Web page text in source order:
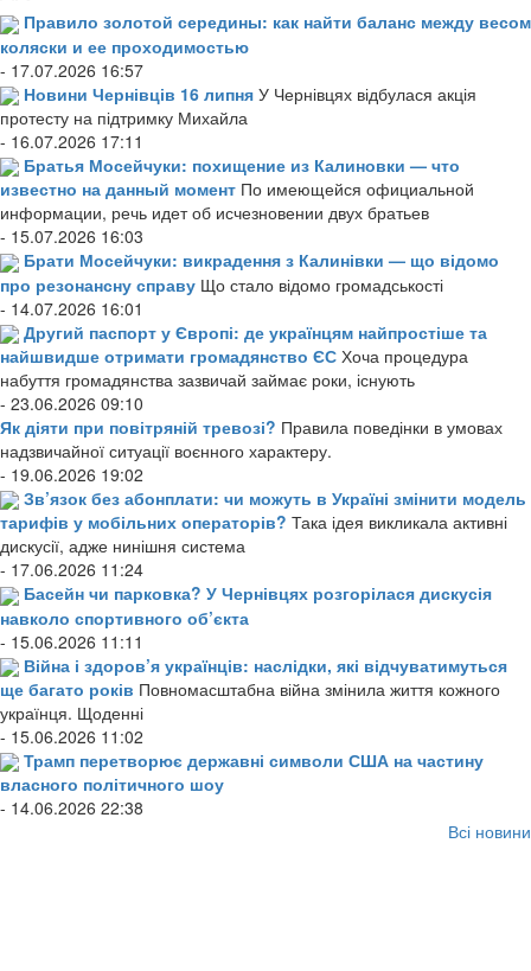
Правило золотой середины: как найти баланс между весом
коляски и ее проходимостью
- 17.07.2026 16:57
Новини Чернівців 16 липня У Чернівцях відбулася акція
протесту на підтримку Михайла
- 16.07.2026 17:11
Братья Мосейчуки: похищение из Калиновки — что
известно на данный момент По имеющейся официальной
информации, речь идет об исчезновении двух братьев
- 15.07.2026 16:03
Брати Мосейчуки: викрадення з Калинівки — що відомо
про резонансну справу Що стало відомо громадськості
- 14.07.2026 16:01
Другий паспорт у Європі: де українцям найпростіше та
найшвидше отримати громадянство ЄС Хоча процедура
набуття громадянства зазвичай займає роки, існують
- 23.06.2026 09:10
Як діяти при повітряній тревозі? Правила поведінки в умовах
надзвичайної ситуації воєнного характеру.
- 19.06.2026 19:02
Зв’язок без абонплати: чи можуть в Україні змінити модель
тарифів у мобільних операторів? Така ідея викликала активні
дискусії, адже нинішня система
- 17.06.2026 11:24
Басейн чи парковка? У Чернівцях розгорілася дискусія
навколо спортивного об’єкта
- 15.06.2026 11:11
Війна і здоров’я українців: наслідки, які відчуватимуться
ще багато років Повномасштабна війна змінила життя кожного
українця. Щоденні
- 15.06.2026 11:02
Трамп перетворює державні символи США на частину
власного політичного шоу
- 14.06.2026 22:38
Всі новини